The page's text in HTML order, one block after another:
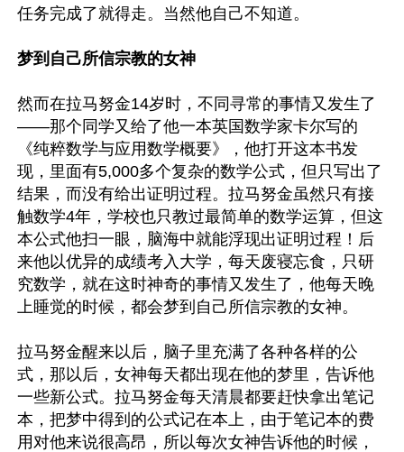
任务完成了就得走。当然他自己不知道。
梦到自己所信宗教的女神
然而在拉马努金14岁时，不同寻常的事情又发生了
——那个同学又给了他一本英国数学家卡尔写的
《纯粹数学与应用数学概要》，他打开这本书发
现，里面有5,000多个复杂的数学公式，但只写出了
结果，而没有给出证明过程。拉马努金虽然只有接
触数学4年，学校也只教过最简单的数学运算，但这
本公式他扫一眼，脑海中就能浮现出证明过程！后
来他以优异的成绩考入大学，每天废寝忘食，只研
究数学，就在这时神奇的事情又发生了，他每天晚
上睡觉的时候，都会梦到自己所信宗教的女神。
拉马努金醒来以后，脑子里充满了各种各样的公
式，那以后，女神每天都出现在他的梦里，告诉他
一些新公式。拉马努金每天清晨都要赶快拿出笔记
本，把梦中得到的公式记在本上，由于笔记本的费
用对他来说很高昂，所以每次女神告诉他的时候，